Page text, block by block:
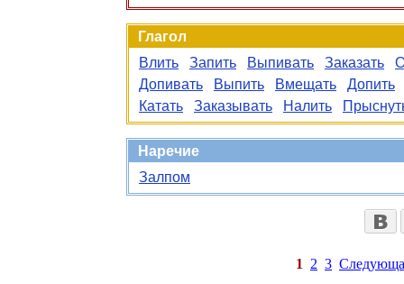
Глагол
Влить
Запить Выпивать Заказать
Допивать
Выпить Вмещать
Допить
Катать
Заказывать Налить
Наречие
Залпом
1 2 3